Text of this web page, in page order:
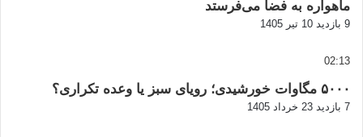
ماهواره به فضا می‌فرستد
9 بازدید 10 تیر 1405
02:13
۵۰۰۰ مگاوات خورشیدی؛ رویای سبز یا وعده تکراری؟
7 بازدید 23 خرداد 1405